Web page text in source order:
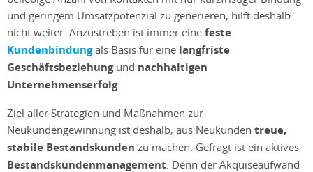
und geringem Umsatzpotenzial zu generieren, hilft deshalb
nicht weiter. Anzustreben ist immer eine feste
Kundenbindungals Basis für eine langfriste
Geschäftsbeziehungund nachhaltigen
Unternehmenserfolg.
Ziel aller Strategien und Maßnahmen zur
Neukundengewinnung ist deshalb, aus Neukunden treue,
stabile Bestandskunden zu machen. Gefragt ist ein aktives
Bestandskundenmanagement. Denn der Akquiseaufwand